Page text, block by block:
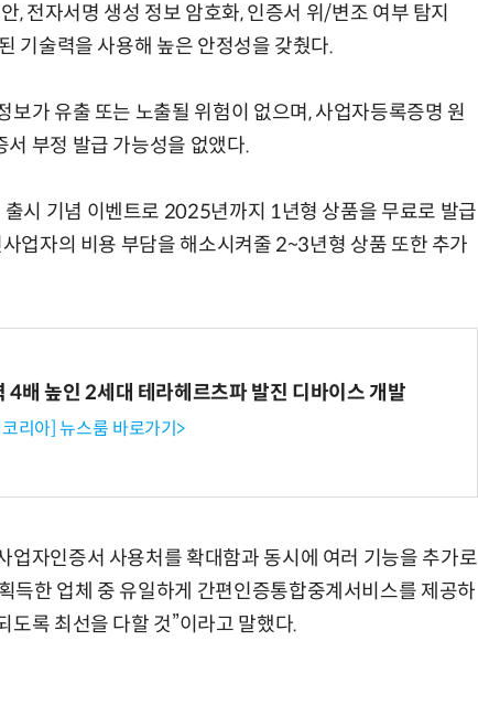
, 전자서명 생성 정보 암호화, 인증서 위/변조 여부 탐지
기술력을 사용해 높은 안정성을 갖췄다.
가 유출 또는 노출될 위험이 없으며, 사업자등록증명 원
부정 발급 가능성을 없앴다.
시 기념 이벤트로 2025년까지 1년형 상품을 무료로 발급
업자의 비용 부담을 해소시켜줄 2~3년형 상품 또한 추가
4배 높인 2세대 테라헤르츠파 발진 디바이스 개발
리아] 뉴스룸 바로가기>
업자인증서 사용처를 확대함과 동시에 여러 기능을 추가로
득한 업체 중 유일하게 간편인증통합중계서비스를 제공하
도록 최선을 다할 것”이라고 말했다.